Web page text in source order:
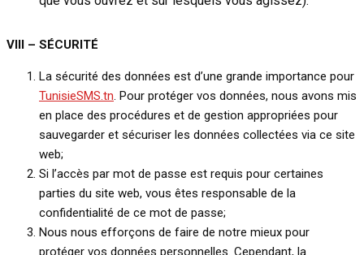
VIII – SÉCURITÉ
La sécurité des données est d’une grande importance pour
TunisieSMS.tn. Pour protéger vos données, nous avons mis
en place des procédures et de gestion appropriées pour
sauvegarder et sécuriser les données collectées via ce site
web;
Si l’accès par mot de passe est requis pour certaines
parties du site web, vous êtes responsable de la
confidentialité de ce mot de passe;
Nous nous efforçons de faire de notre mieux pour
protéger vos données personnelles. Cependant, la